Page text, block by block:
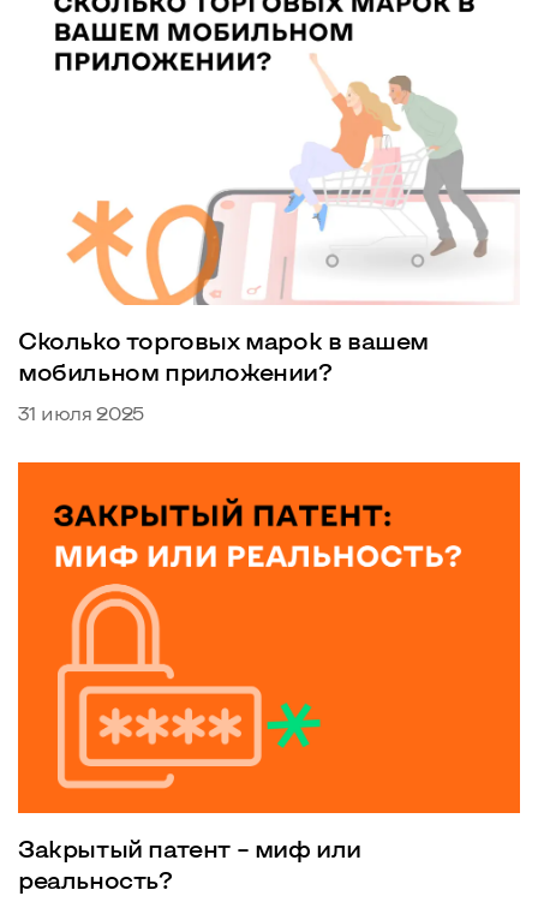
Сколько торговых марок в вашем
мобильном приложении?
31 июля 2025
Закрытый патент – миф или
реальность?